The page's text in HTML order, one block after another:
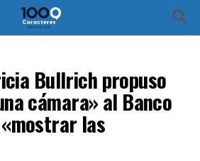
Bullrich propuso
cámara» al Banco
las
a la versión móvil